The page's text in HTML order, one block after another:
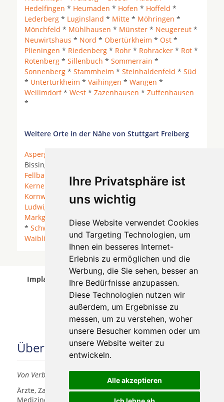
Ihre Privatsphäre ist
uns wichtig
Diese Website verwendet Cookies
und Targeting Technologien, um
Ihnen ein besseres Internet-
Erlebnis zu ermöglichen und die
Werbung, die Sie sehen, besser an
Ihre Bedürfnisse anzupassen.
Diese Technologien nutzen wir
außerdem, um Ergebnisse zu
messen, um zu verstehen, woher
unsere Besucher kommen oder um
unsere Website weiter zu
entwickeln.
Alle akzeptieren
Hedelfingen * Heumaden * Hofen * Hoffeld *
Lederberg * Luginsland * Mitte * Möhringen *
Mönchfeld * Mühlhausen * Münster * Neugereut *
Neuwirtshaus * Nord * Obertürkheim * Ost *
Plieningen * Riedenberg * Rohr * Rohracker * Rot *
Rotenberg * Sillenbuch * Sommerrain *
Sonnenberg * Stammheim * Steinhaldenfeld * Süd
* Untertürkheim * Vaihingen * Wangen *
Weilimdorf* West * Zazenhausen * Zuffenhausen
*
Weitere Orte in der Nähe von Stuttgart Freiberg
Asperg
Bissingen *
Fellbach
Freiberg am Neckar* Gerlingen *
Kernen im Remstal* Korb *Korntal-Münchingen
Kornwestheim * Leonberg (Württemberg) *
Ludwigsburg
* Ludwigsburg (Württemberg) *
Markgröningen* Möglingen
Remseck am Neckar
* Schwieberdingen*Stuttgart*Tamm*
Waiblingen
* Waiblingen (Rems) *
Implantologen in Stuttgart Freiberg wurde am 08
August 2026 aktualisiert.
Über uns
Von Verbrauchern für Verbraucher
Ärzte, Zahnärzte, Akustiker und andere
Medizindienstleister haben hier die Möglichkeit, sich